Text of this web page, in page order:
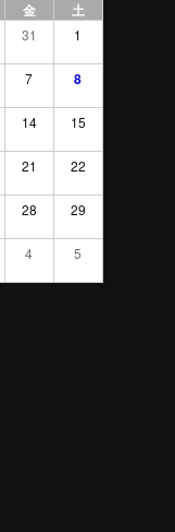
金 土
31 1
7 8
14 15
21 22
28 29
4 5